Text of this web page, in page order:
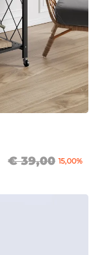
€ 39,00 15,00%